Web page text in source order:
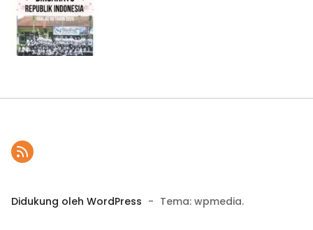
Didukung oleh WordPress - Tema: wpmedia.